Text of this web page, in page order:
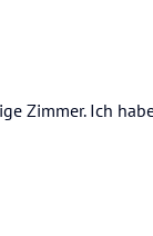
Zimmer. Ich